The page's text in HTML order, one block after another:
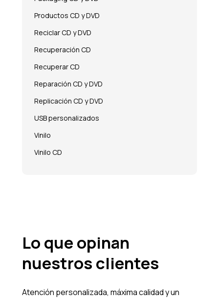
Productos CD y DVD
Reciclar CD y DVD
Recuperación CD
Recuperar CD
Reparación CD y DVD
Replicación CD y DVD
USB personalizados
Vinilo
Vinilo CD
Lo que opinan
nuestros clientes
Atención personalizada, máxima calidad y un